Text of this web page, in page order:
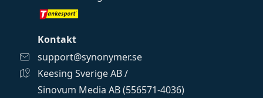
Kontakt
support@synonymer.se
Keesing Sverige AB /
Sinovum Media AB (556571-4036)